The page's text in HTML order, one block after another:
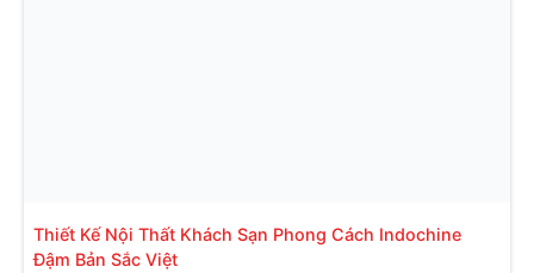
Thiết Kế Nội Thất Khách Sạn Phong Cách Indochine
Đậm Bản Sắc Việt